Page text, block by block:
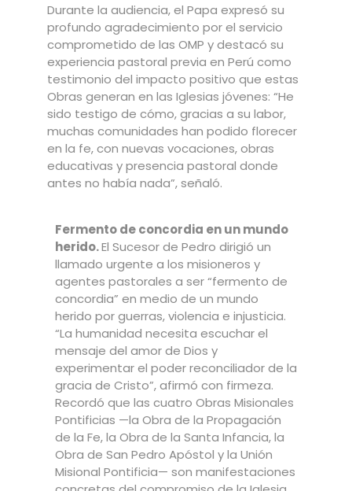
Durante la audiencia, el Papa expresó su
profundo agradecimiento por el servicio
comprometido de las OMP y destacó su
experiencia pastoral previa en Perú como
testimonio del impacto positivo que estas
Obras generan en las Iglesias jóvenes: “He
sido testigo de cómo, gracias a su labor,
muchas comunidades han podido florecer
en la fe, con nuevas vocaciones, obras
educativas y presencia pastoral donde
antes no había nada”, señaló.
Fermento de concordia en un mundo
herido.El Sucesor de Pedro dirigió un
llamado urgente a los misioneros y
agentes pastorales a ser “fermento de
concordia” en medio de un mundo
herido por guerras, violencia e injusticia.
“La humanidad necesita escuchar el
mensaje del amor de Dios y
experimentar el poder reconciliador de la
gracia de Cristo”, afirmó con firmeza.
Recordó que las cuatro Obras Misionales
Pontificias —la Obra de la Propagación
de la Fe, la Obra de la Santa Infancia, la
Obra de San Pedro Apóstol y la Unión
Misional Pontificia— son manifestaciones